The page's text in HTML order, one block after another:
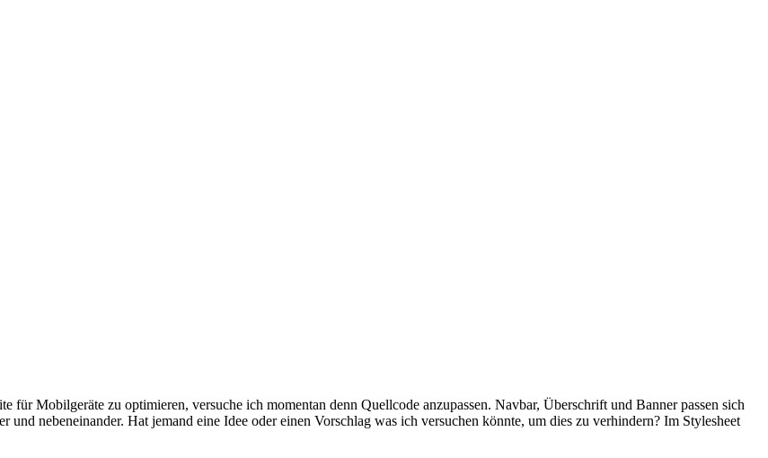
für Mobilgeräte zu optimieren, versuche ich momentan denn Quellcode anzupassen. Navbar, Überschrift und Banner passen sich
nebeneinander. Hat jemand eine Idee oder einen Vorschlag was ich versuchen könnte, um dies zu verhindern? Im Stylesheet